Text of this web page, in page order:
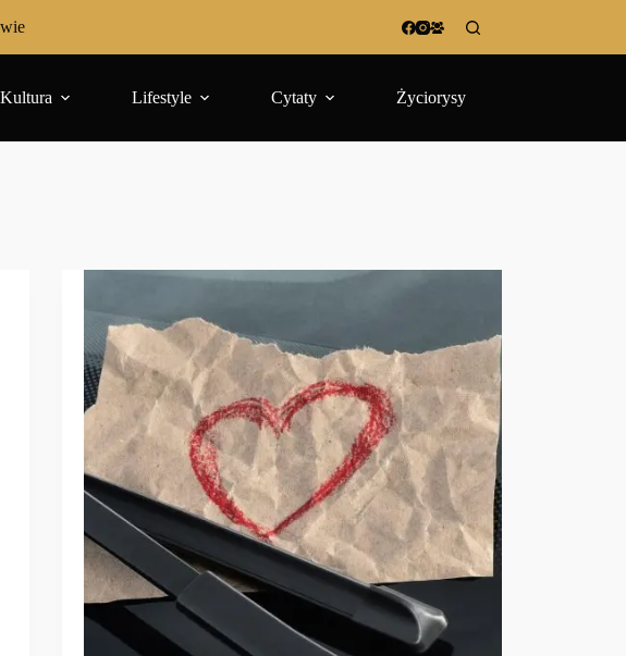
Kultura Lifestyle Cytaty Życiorysy